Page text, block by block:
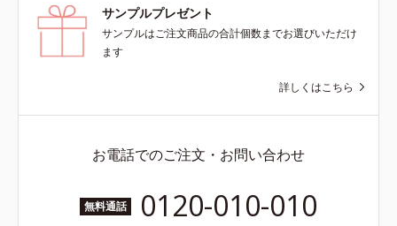
サンプルプレゼント
サンプルはご注文商品の合計個数までお選びいただけ
ます
詳しくはこちら
お電話でのご注文・お問い合わせ
無料通話 0120-010-010